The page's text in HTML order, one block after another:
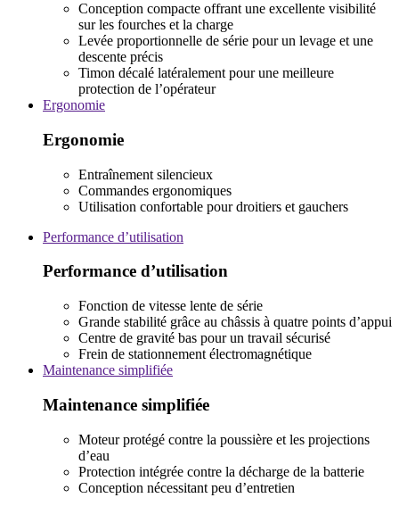
Conception compacte offrant une excellente visibilité
sur les fourches et la charge
Levée proportionnelle de série pour un levage et une
descente précis
Timon décalé latéralement pour une meilleure
protection de l’opérateur
Ergonomie
Ergonomie
Entraînement silencieux
Commandes ergonomiques
Utilisation confortable pour droitiers et gauchers
Performance d’utilisation
Performance d’utilisation
Fonction de vitesse lente de série
Grande stabilité grâce au châssis à quatre points d’appui
Centre de gravité bas pour un travail sécurisé
Frein de stationnement électromagnétique
Maintenance simplifiée
Maintenance simplifiée
Moteur protégé contre la poussière et les projections
d’eau
Protection intégrée contre la décharge de la batterie
Conception nécessitant peu d’entretien